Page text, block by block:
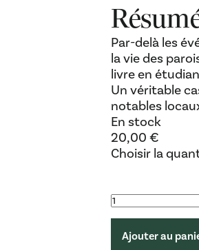
Par-delà les
la vie des
livre en
Un véritable
notables
En stock
20,00 €
Choisir la
Sauve-
Libre
Ajouter au